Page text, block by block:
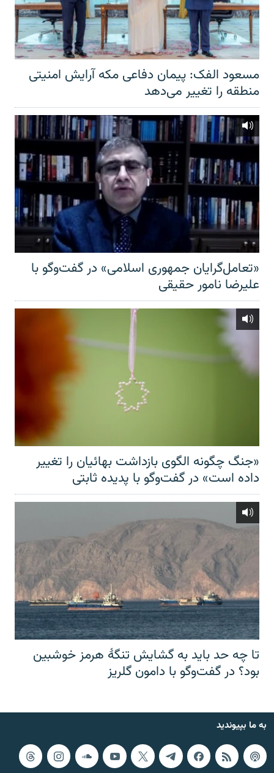
مسعود الفک: پیمان دفاعی مکه آرایش امنیتی
منطقه را تغییر می‌دهد
«تعامل‌گرایان جمهوری اسلامی» در گفت‌وگو با
علیرضا نامور حقیقی
«جنگ چگونه الگوی بازداشت بهائیان را تغییر
داده است» در گفت‌وگو با پدیده ثابتی
تا چه حد باید به گشایش تنگهٔ هرمز خوشبین
بود؟ در گفت‌وگو با دامون گلریز
به ما بپیوندید